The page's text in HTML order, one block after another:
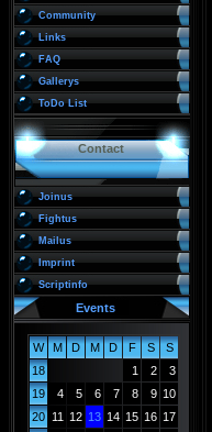
Community
Links
FAQ
Gallerys
ToDo List
Contact
Joinus
Fightus
Mailus
Imprint
Scriptinfo
Events
W M D M D F S
S
18
1 2
3
19
4 5 6 7 8 9 10
20 11 12 13 14 15 16 17